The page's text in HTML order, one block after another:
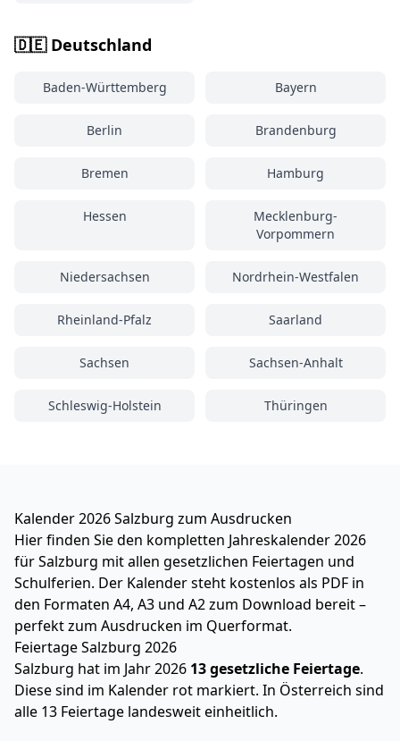
🇩🇪 Deutschland
Baden-Württemberg Bayern
Berlin Brandenburg
Bremen Hamburg
Hessen
Mecklenburg-
Vorpommern
Niedersachsen Nordrhein-Westfalen
Rheinland-Pfalz Saarland
Sachsen Sachsen-Anhalt
Schleswig-Holstein Thüringen
Kalender 2026 Salzburg zum Ausdrucken
Hier finden Sie den kompletten Jahreskalender 2026
für Salzburg mit allen gesetzlichen Feiertagen und
Schulferien. Der Kalender steht kostenlos als PDF in
den Formaten A4, A3 und A2 zum Download bereit –
perfekt zum Ausdrucken im Querformat.
Feiertage Salzburg 2026
Salzburg hat im Jahr 2026 13 gesetzliche Feiertage.
Diese sind im Kalender rot markiert. In Österreich sind
alle 13 Feiertage landesweit einheitlich.